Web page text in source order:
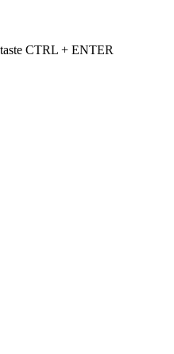
taste CTRL + ENTER